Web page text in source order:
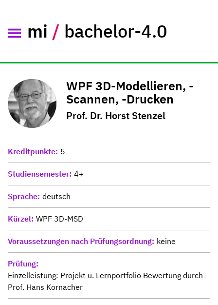
mi / bachelor-4.0
WPF 3D-Modellieren, -
Scannen, -Drucken
Prof. Dr. Horst Stenzel
Kreditpunkte 5
Studiensemester 4+
Sprache deutsch
Kürzel WPF 3D-MSD
Voraussetzungen nach Prüfungsordnung keine
Prüfung
Einzelleistung: Projekt u. Lernportfolio Bewertung durch
Prof. Hans Kornacher